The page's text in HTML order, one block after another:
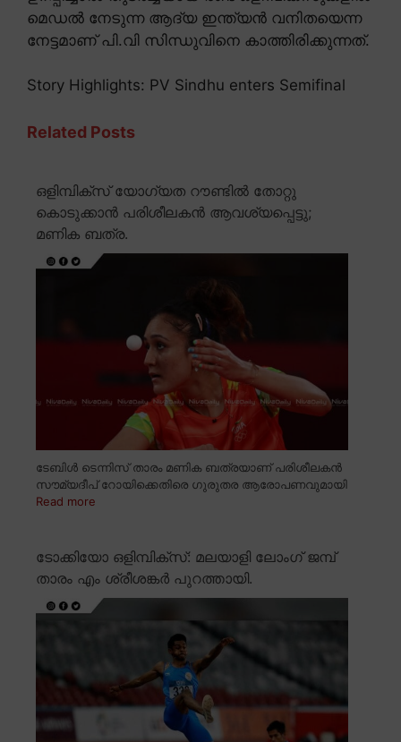
മെഡൽ നേടുന്ന ആദ്യ ഇന്ത്യൻ വനിതയെന്ന
നേട്ടമാണ് പി.വി സിന്ധുവിനെ കാത്തിരിക്കുന്നത്.
Story Highlights: PV Sindhu enters Semifinal
Related Posts
ഒളിമ്പിക്സ് യോഗ്യത റൗണ്ടിൽ തോറ്റു
കൊടുക്കാൻ പരിശീലകൻ ആവശ്യപ്പെട്ടു;
മണിക ബത്ര.
ടേബിൾ ടെന്നിസ് താരം മണിക ബത്രയാണ് പരിശീലകൻ
സൗമ്യദീപ് റോയിക്കെതിരെ ഗുരുതര ആരോപണവുമായി
Read more
ടോക്കിയോ ഒളിമ്പിക്സ്: മലയാളി ലോംഗ് ജമ്പ്
താരം എം ശ്രീശങ്കർ പുറത്തായി.